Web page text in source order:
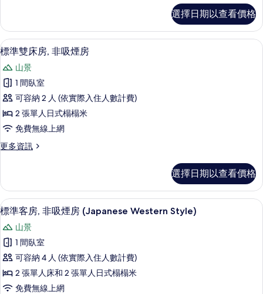
片
共
用
浴
室
(Japanese
Style)
的
所
有
客
房,
吸
房,
共
用
浴
室
(Japanese
Style)
的
選擇日期以查看價格
顯
示
標
準
雙
床
非
煙
房
的
所
有
相
片
標準雙床房, 非吸煙房 | 客房內保險箱
4
標準雙床房, 非吸煙房
山景
1 間臥室
可容納 2 人 (依實際入住人數計費)
2 張單人日式榻榻米
免費無線上網
更多資訊
更
雙
床
房,
吸
煙
房
的
詳
情
選擇日期以查看價格
顯
示
標
準
客
房,
標準客房, 非吸煙房 (Japanese
4
標準客房, 非吸煙房 (Japanese Western Style)
山景
1 間臥室
可容納 4 人 (依實際入住人數計費)
2 張單人床和 2 張單人日式榻榻米
免費無線上網